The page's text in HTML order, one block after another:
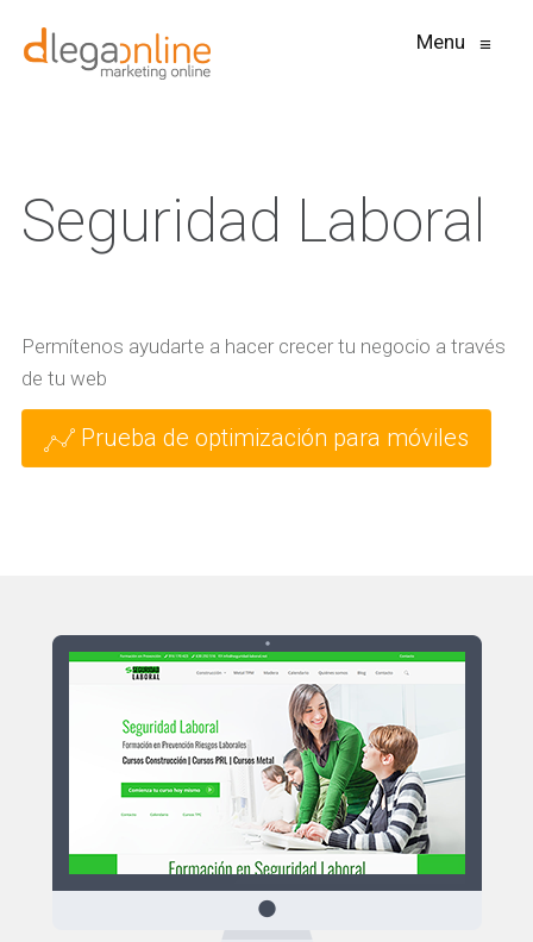
Menu ≡
Seguridad Laboral
Permítenos ayudarte a hacer crecer tu negocio a través
de tu web
Prueba de optimización para móviles